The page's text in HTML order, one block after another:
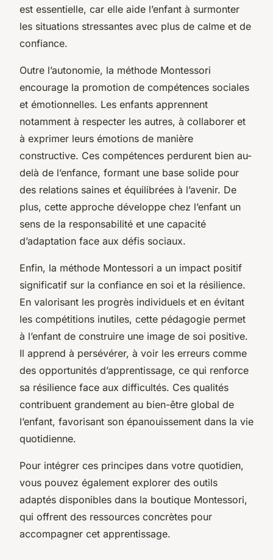
est essentielle, car elle aide l’enfant à surmonter
les situations stressantes avec plus de calme et de
confiance.
Outre l’autonomie, la méthode Montessori
encourage la promotion de compétences sociales
et émotionnelles. Les enfants apprennent
notamment à respecter les autres, à collaborer et
à exprimer leurs émotions de manière
constructive. Ces compétences perdurent bien au-
delà de l’enfance, formant une base solide pour
des relations saines et équilibrées à l’avenir. De
plus, cette approche développe chez l’enfant un
sens de la responsabilité et une capacité
d’adaptation face aux défis sociaux.
Enfin, la méthode Montessori a un impact positif
significatif sur la confiance en soi et la résilience.
En valorisant les progrès individuels et en évitant
les compétitions inutiles, cette pédagogie permet
à l’enfant de construire une image de soi positive.
Il apprend à persévérer, à voir les erreurs comme
des opportunités d’apprentissage, ce qui renforce
sa résilience face aux difficultés. Ces qualités
contribuent grandement au bien-être global de
l’enfant, favorisant son épanouissement dans la vie
quotidienne.
Pour intégrer ces principes dans votre quotidien,
vous pouvez également explorer des outils
adaptés disponibles dans la boutique Montessori,
qui offrent des ressources concrètes pour
accompagner cet apprentissage.